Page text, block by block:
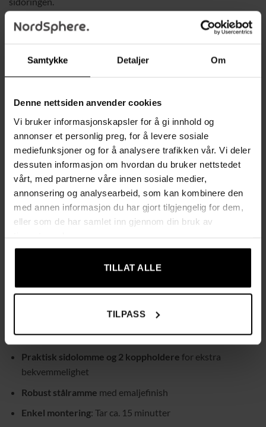
Samtykke Detaljer Om
Denne nettsiden anvender cookies
Vi bruker informasjonskapsler for å gi innhold og
annonser et personlig preg, for å levere sosiale
mediefunksjoner og for å analysere trafikken vår. Vi deler
dessuten informasjon om hvordan du bruker nettstedet
vårt, med partnerne våre innen sosiale medier,
annonsering og analysearbeid, som kan kombinere den
med annen informasjon du har gjort tilgjengelig for dem,
eller som de har samlet inn gjennom din bruk av
TILLAT ALLE
TILPASS
Med gungfunksjon og 360° rotasjon får du full
slitesterkt og lett å vedlikeholde. Den tykke polstringen
oppbevaringslomme på siden og to koppholdere gjør stolen
enda mer funksjonell. Stålrammen med emaljefinish sikrer
solid holdbarhet, og stolen er enkel å montere – det tar
omtrent 15 minutter.
Spesifikasjoner:
2 intensitetsnivåer og 5 massasjeløsningermed
tidsinnstillinger på 15/30/60 minutter
: Opp til 135 grader, med fotstøtte
Gungfunksjon og 360° rotasjonfor maksimal
Tyk polstring og fjærsystem for en behagelig
sitteopplevelse
Praktisk sidolomme og 2 koppholdere for ekstra
bekvemmelighet
Robust stålramme med emaljefinish
Enkel montering: Tar ca. 15 minutter